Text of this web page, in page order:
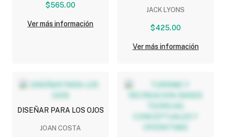
$565.00
Ver más información
EMPIRICAMENTE
JACK LYONS
$425.00
Ver más información
DISEÑAR PARA LOS OJOS
JOAN COSTA